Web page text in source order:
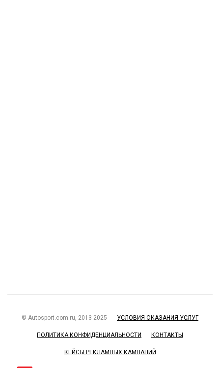
© Autosport.com.ru, 2013-2025 УСЛОВИЯ ОКАЗАНИЯ УСЛУГ
ПОЛИТИКА КОНФИДЕНЦИАЛЬНОСТИ КОНТАКТЫ
КЕЙСЫ РЕКЛАМНЫХ КАМПАНИЙ